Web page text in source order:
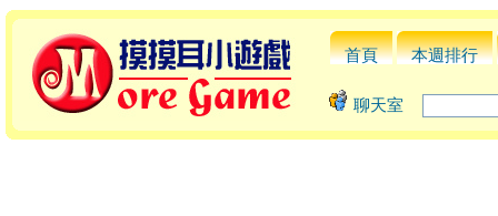
首頁 本週排行
聊天室